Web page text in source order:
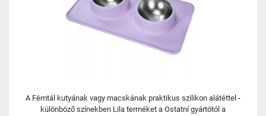
A Fémtál kutyának vagy macskának praktikus szilikon alátéttel -
különböző színekben Lila terméket a Ostatní gyártótól a